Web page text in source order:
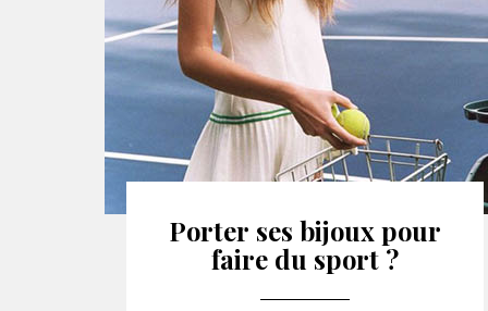
Porter ses bijoux pour
faire du sport ?